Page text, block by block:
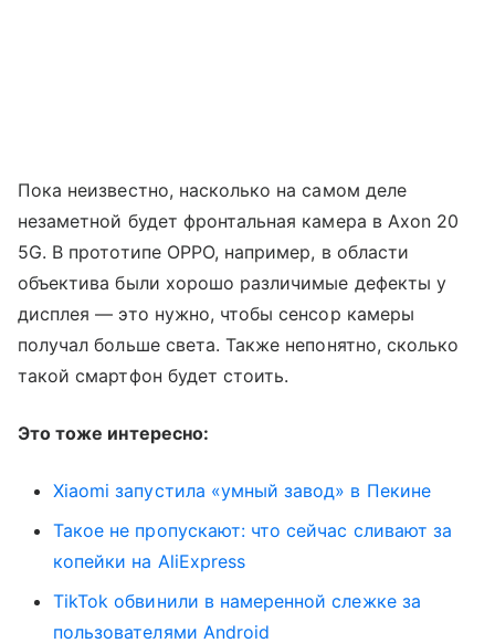
Пока неизвестно, насколько на самом деле
незаметной будет фронтальная камера в Axon 20
5G. В прототипе OPPO, например, в области
объектива были хорошо различимые дефекты у
дисплея — это нужно, чтобы сенсор камеры
получал больше света. Также непонятно, сколько
такой смартфон будет стоить.
Это тоже интересно:
Xiaomi запустила «умный завод» в Пекине
Такое не пропускают: что сейчас сливают за
копейки на AliExpress
TikTok обвинили в намеренной слежке за
пользователями Android